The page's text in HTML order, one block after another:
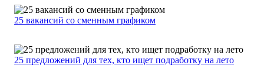
25 вакансий со сменным графиком
25 предложений для тех, кто ищет подработку на лето